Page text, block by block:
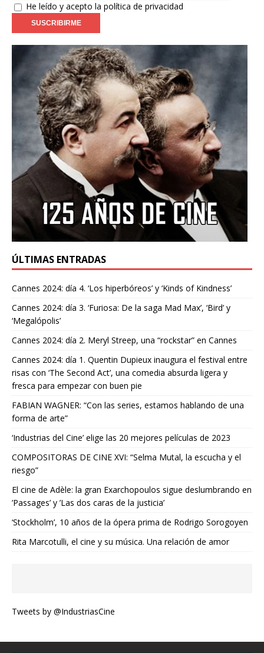
He leído y acepto la política de privacidad
ÚLTIMAS ENTRADAS
Cannes 2024: día 4. ‘Los hiperbóreos’ y ‘Kinds of Kindness’
Cannes 2024: día 3. ‘Furiosa: De la saga Mad Max’, ‘Bird’ y
‘Megalópolis’
Cannes 2024: día 2. Meryl Streep, una “rockstar” en Cannes
Cannes 2024: día 1. Quentin Dupieux inaugura el festival entre
risas con ‘The Second Act’, una comedia absurda ligera y
fresca para empezar con buen pie
FABIAN WAGNER: “Con las series, estamos hablando de una
forma de arte”
‘Industrias del Cine’ elige las 20 mejores películas de 2023
COMPOSITORAS DE CINE XVI: “Selma Mutal, la escucha y el
riesgo”
El cine de Adèle: la gran Exarchopoulos sigue deslumbrando en
’Passages’ y ’Las dos caras de la justicia’
‘Stockholm’, 10 años de la ópera prima de Rodrigo Sorogoyen
Rita Marcotulli, el cine y su música. Una relación de amor
Tweets by @IndustriasCine